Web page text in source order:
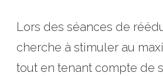
Lors des séances de
cherche à stimuler au
tout en tenant compte de